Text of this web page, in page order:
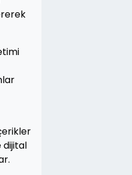
dijital